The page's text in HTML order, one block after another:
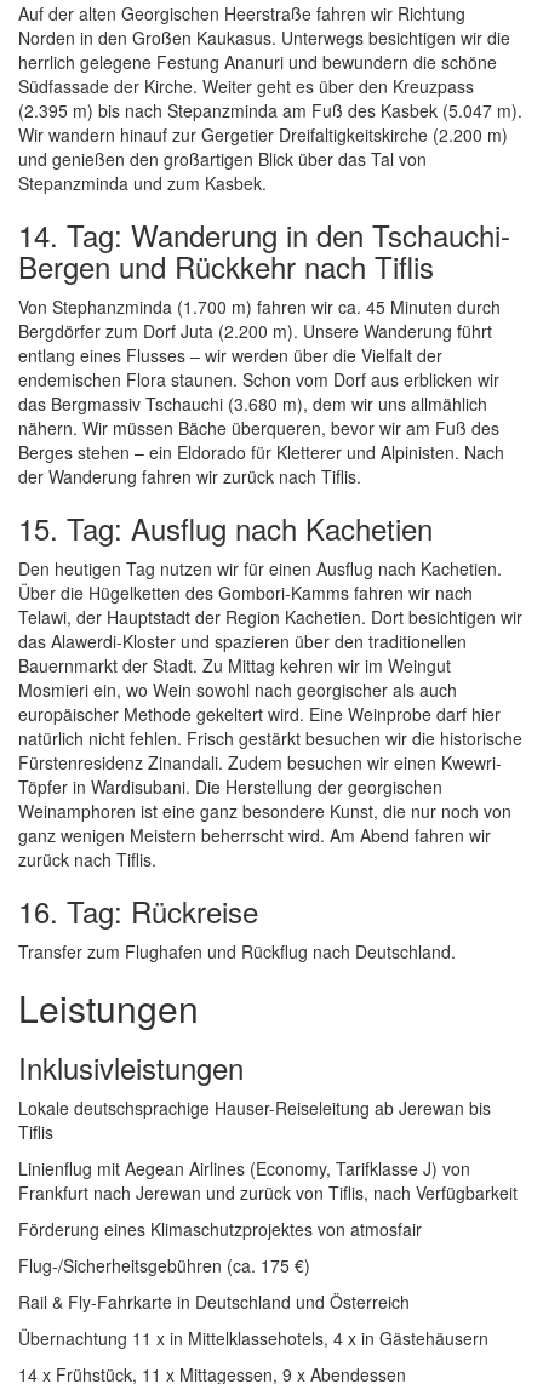
Auf der alten Georgischen Heerstraße fahren wir Richtung
Norden in den Großen Kaukasus. Unterwegs besichtigen wir die
herrlich gelegene Festung Ananuri und bewundern die schöne
Südfassade der Kirche. Weiter geht es über den Kreuzpass
(2.395 m) bis nach Stepanzminda am Fuß des Kasbek (5.047 m).
Wir wandern hinauf zur Gergetier Dreifaltigkeitskirche (2.200 m)
und genießen den großartigen Blick über das Tal von
Stepanzminda und zum Kasbek.
14. Tag: Wanderung in den Tschauchi-
Bergen und Rückkehr nach Tiflis
Von Stephanzminda (1.700 m) fahren wir ca. 45 Minuten durch
Bergdörfer zum Dorf Juta (2.200 m). Unsere Wanderung führt
entlang eines Flusses – wir werden über die Vielfalt der
endemischen Flora staunen. Schon vom Dorf aus erblicken wir
das Bergmassiv Tschauchi (3.680 m), dem wir uns allmählich
nähern. Wir müssen Bäche überqueren, bevor wir am Fuß des
Berges stehen – ein Eldorado für Kletterer und Alpinisten. Nach
der Wanderung fahren wir zurück nach Tiflis.
15. Tag: Ausflug nach Kachetien
Den heutigen Tag nutzen wir für einen Ausflug nach Kachetien.
Über die Hügelketten des Gombori-Kamms fahren wir nach
Telawi, der Hauptstadt der Region Kachetien. Dort besichtigen wir
das Alawerdi-Kloster und spazieren über den traditionellen
Bauernmarkt der Stadt. Zu Mittag kehren wir im Weingut
Mosmieri ein, wo Wein sowohl nach georgischer als auch
europäischer Methode gekeltert wird. Eine Weinprobe darf hier
natürlich nicht fehlen. Frisch gestärkt besuchen wir die historische
Fürstenresidenz Zinandali. Zudem besuchen wir einen Kwewri-
Töpfer in Wardisubani. Die Herstellung der georgischen
Weinamphoren ist eine ganz besondere Kunst, die nur noch von
ganz wenigen Meistern beherrscht wird. Am Abend fahren wir
zurück nach Tiflis.
16. Tag: Rückreise
Transfer zum Flughafen und Rückflug nach Deutschland.
Leistungen
Inklusivleistungen
Lokale deutschsprachige Hauser-Reiseleitung ab Jerewan bis
Tiflis
Linienflug mit Aegean Airlines (Economy, Tarifklasse J) von
Frankfurt nach Jerewan und zurück von Tiflis, nach Verfügbarkeit
Förderung eines Klimaschutzprojektes von atmosfair
Flug-/Sicherheitsgebühren (ca. 175 €)
Rail & Fly-Fahrkarte in Deutschland und Österreich
Übernachtung 11 x in Mittelklassehotels, 4 x in Gästehäusern
14 x Frühstück, 11 x Mittagessen, 9 x Abendessen